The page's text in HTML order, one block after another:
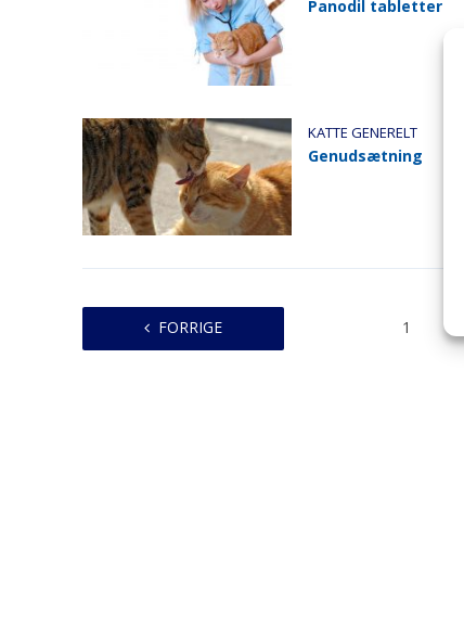
Panodil tabletter
KATTE GENERELT
Genudsætning
FORRIGE 1